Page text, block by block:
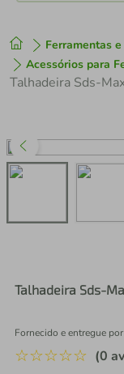
Ferramentas
Acessórios para
Talhadeira Sds-
Fornecido e entregue por
☆☆☆☆☆ (0
1º tenis